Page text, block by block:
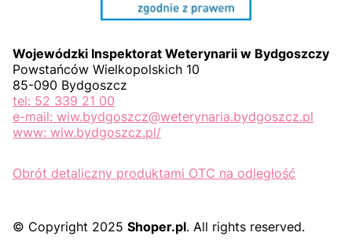
Wojewódzki Inspektorat Weterynarii w Bydgoszczy
Powstańców Wielkopolskich 10
85-090 Bydgoszcz
tel: 52 339 21 00
e-mail: wiw.bydgoszcz@weterynaria.bydgoszcz.pl
www: wiw.bydgoszcz.pl/
Obrót detaliczny produktami OTC na odległość
© Copyright 2025 Shoper.pl. All rights reserved.